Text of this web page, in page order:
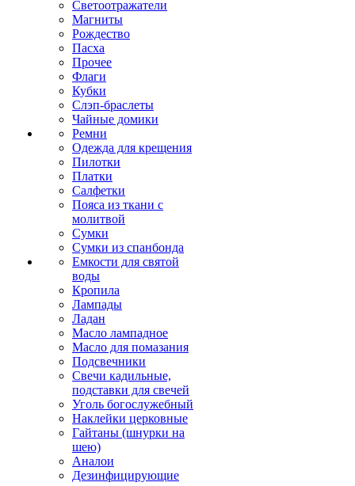
Светоотражатели
Магниты
Рождество
Пасха
Прочее
Флаги
Кубки
Слэп-браслеты
Чайные домики
Ремни
Одежда для крещения
Пилотки
Платки
Салфетки
Пояса из ткани с
молитвой
Сумки
Сумки из спанбонда
Емкости для святой
воды
Кропила
Лампады
Ладан
Масло лампадное
Масло для помазания
Подсвечники
Свечи кадильные,
подставки для свечей
Уголь богослужебный
Наклейки церковные
Гайтаны (шнурки на
шею)
Аналои
Дезинфицирующие